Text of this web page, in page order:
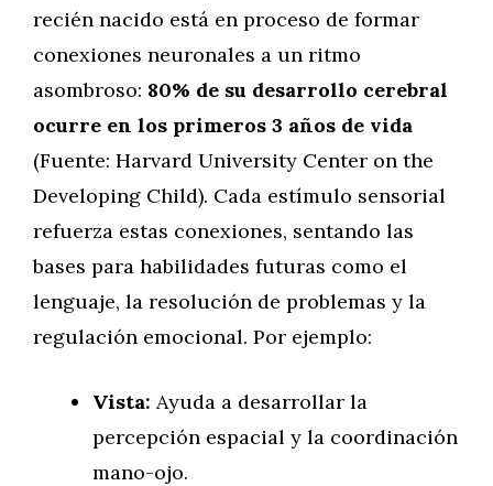
recién nacido está en proceso de formar
conexiones neuronales a un ritmo
asombroso: 80% de su desarrollo cerebral
ocurre en los primeros 3 años de vida
(Fuente: Harvard University Center on the
Developing Child). Cada estímulo sensorial
refuerza estas conexiones, sentando las
bases para habilidades futuras como el
lenguaje, la resolución de problemas y la
regulación emocional. Por ejemplo:
Vista: Ayuda a desarrollar la
percepción espacial y la coordinación
mano-ojo.